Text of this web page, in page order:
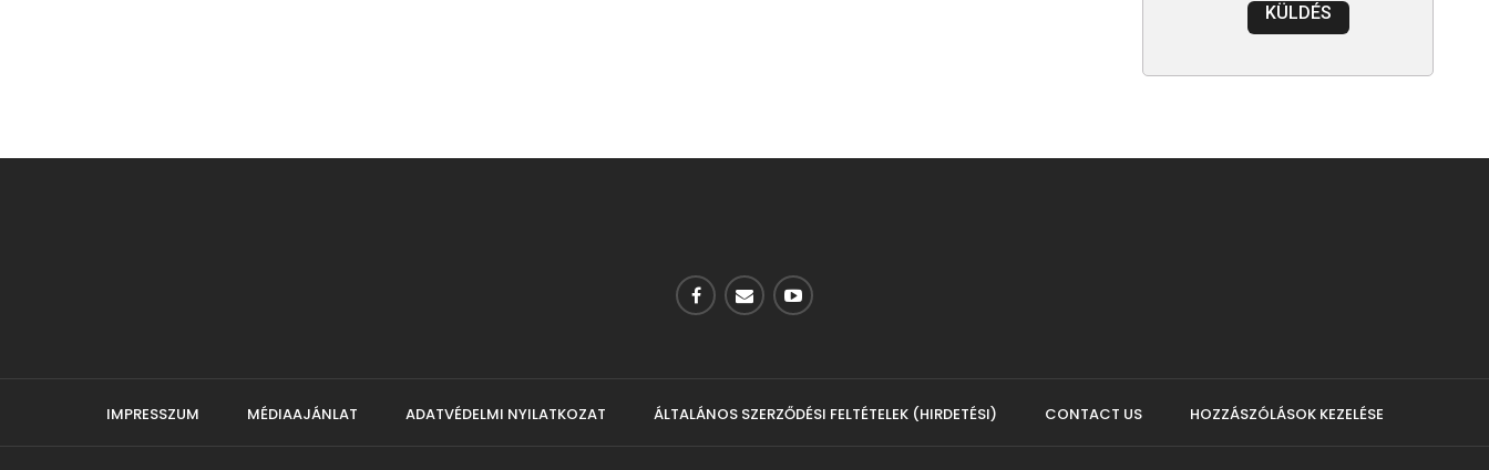
KÜLDÉS
IMPRESSZUM MÉDIAAJÁNLAT ADATVÉDELMI NYILATKOZAT ÁLTALÁNOS SZERZŐDÉSI FELTÉTELEK (HIRDETÉSI) CONTACT US HOZZÁSZÓLÁSOK KEZELÉSE